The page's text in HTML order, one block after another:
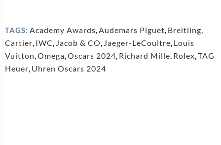
TAGS: Academy Awards,Audemars Piguet, Breitling,
Cartier, IWC, Jacob & CO, Jaeger-LeCoultre, Louis
Vuitton,Omega,Oscars 2024, Richard Mille, Rolex,TAG
Heuer, Uhren Oscars 2024